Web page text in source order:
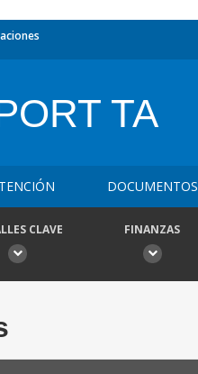
TA
DOCUMENTOS
CLAVE FINANZAS